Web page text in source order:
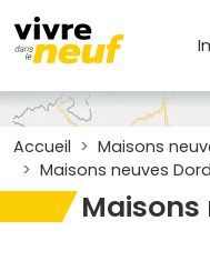
Accueil Maisons
Maisons neuves